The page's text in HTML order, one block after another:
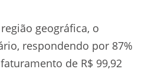
geográfica, o
respondendo por 87%
de R$ 99,92